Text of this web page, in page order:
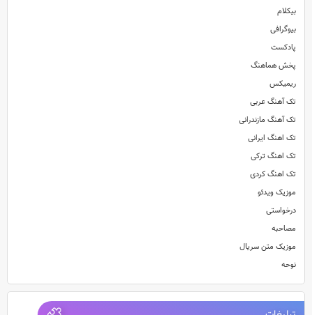
بیکلام
بیوگرافی
پادکست
پخش هماهنگ
ریمیکس
تک آهنگ عربی
تک آهنگ مازندرانی
تک اهنگ ایرانی
تک اهنگ ترکی
تک اهنگ کردی
موزیک ویدئو
درخواستی
مصاحبه
موزیک متن سریال
نوحه